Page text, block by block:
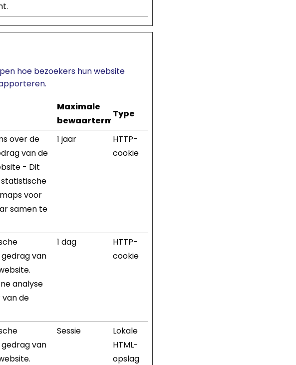
hoe bezoekers hun website
Maximale
bewaartermijn
Type
over de
van de
- Dit
voor
samen te
1 jaar
HTTP-
cookie
van
analyse
de
1 dag
HTTP-
cookie
van
Sessie
Lokale
HTML-
opslag